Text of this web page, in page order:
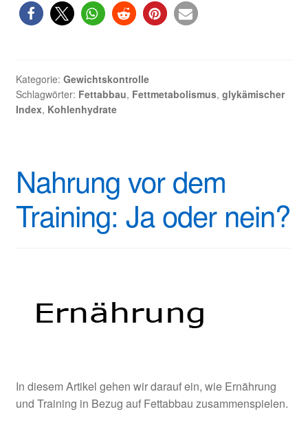
glykämischer
Index
Kategorie: Gewichtskontrolle
Schlagwörter: Fettabbau, Fettmetabolismus, glykämischer
Index, Kohlenhydrate
Nahrung vor dem
Training: Ja oder nein?
In diesem Artikel gehen wir darauf ein, wie Ernährung
und Training in Bezug auf Fettabbau zusammenspielen.